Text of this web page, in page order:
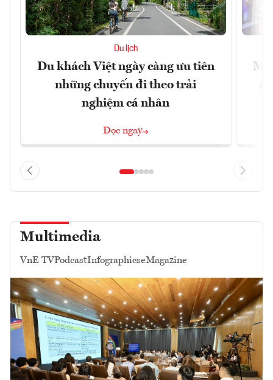
Du lịch
Du khách Việt ngày càng ưu tiên
những chuyến đi theo trải
nghiệm cá nhân
Đọc ngay
Multimedia
VnE TVPodcastInfographicseMagazine